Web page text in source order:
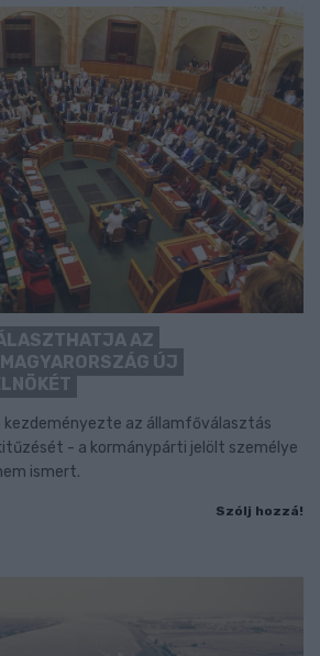
AZ
ÚJ
kezdeményezte az államfőválasztás
- a kormánypárti jelölt személye
ismert.
Szólj hozzá!